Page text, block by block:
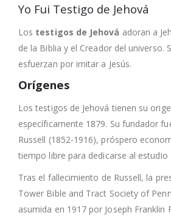
Yo Fui Testigo de Jehová
Los testigos de Jehová adoran a
de la Biblia y el Creador del universo.
esfuerzan por imitar a Jesús.
Orígenes
Los testigos de Jehová tienen su
específicamente 1879. Su fundador
Russell (1852-1916), próspero
tiempo libre para dedicarse al estudio
Tras el fallecimiento de Russell, la
Tower Bible and Tract Society of
asumida en 1917 por Joseph Franklin